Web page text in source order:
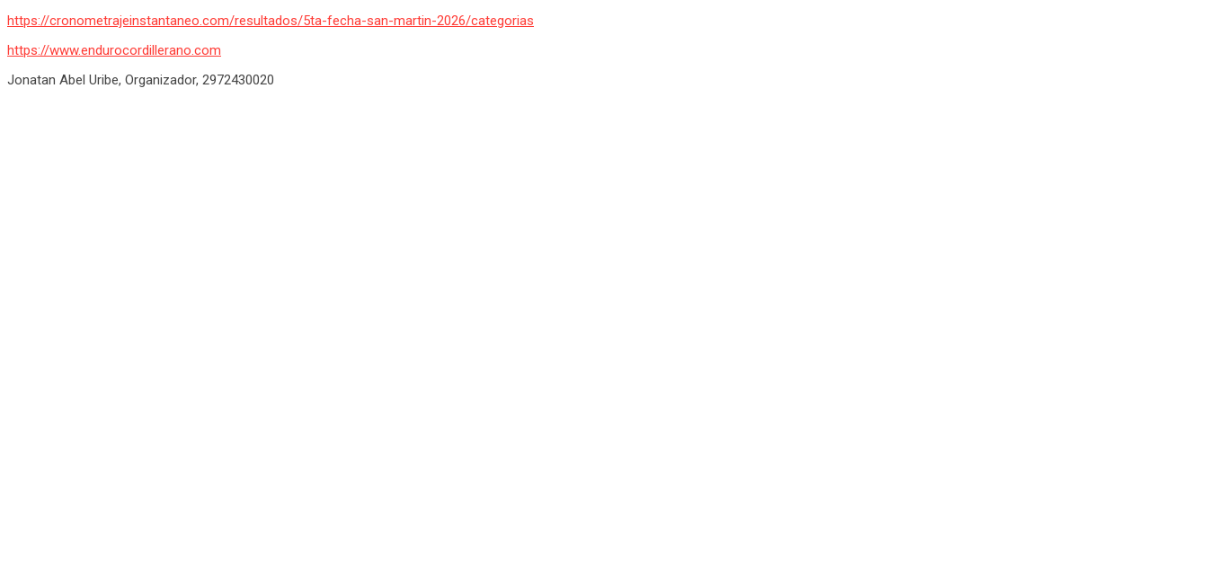
https://cronometrajeinstantaneo.com/resultados/5ta-fecha-san-martin-2026/categorias
https://www.endurocordillerano.com
Jonatan Abel Uribe, Organizador, 2972430020